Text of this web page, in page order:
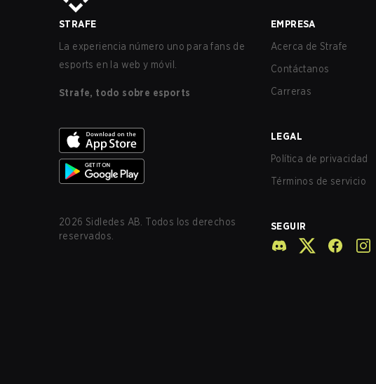
STRAFE
La experiencia número uno para fans de
esports en la web y móvil.
Strafe, todo sobre esports
2026 Sidledes AB. Todos los derechos
reservados.
EMPRESA
Acerca de Strafe
Contáctanos
Carreras
LEGAL
Política de privacidad
Términos de servicio
SEGUIR